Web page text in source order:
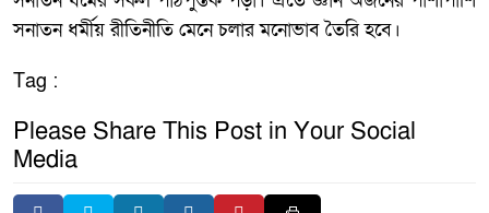
সনাতন ধর্মীয় রীতিনীতি মেনে চলার মনোভাব তৈরি হবে।
Tag :
Please Share This Post in Your Social
Media